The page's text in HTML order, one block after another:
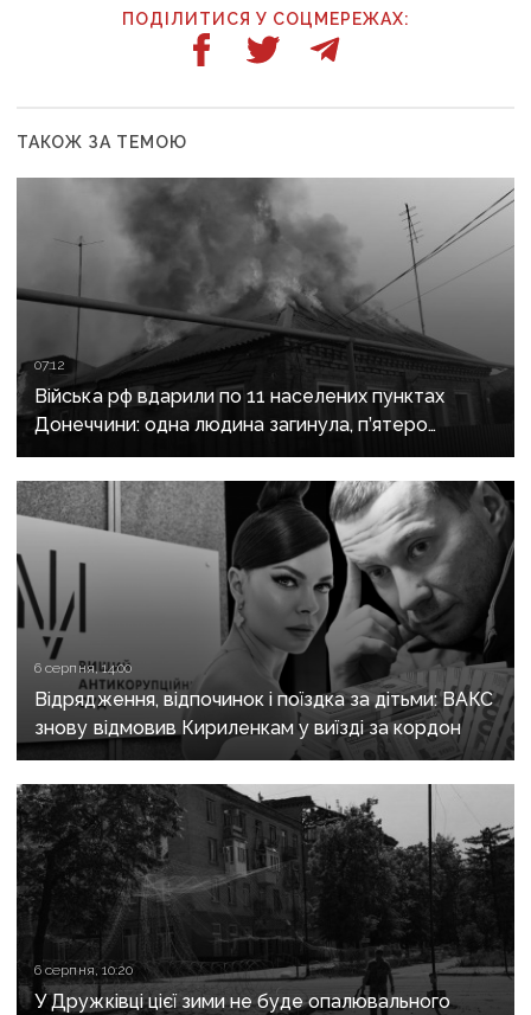
ПОДІЛИТИСЯ У СОЦМЕРЕЖАХ:
ТАКОЖ ЗА ТЕМОЮ
07:12
Війська рф вдарили по 11 населених пунктах
Донеччини: одна людина загинула, п’ятеро
поранені
6 серпня, 14:00
Відрядження, відпочинок і поїздка за дітьми: ВАКС
знову відмовив Кириленкам у виїзді за кордон
6 серпня, 10:20
У Дружківці цієї зими не буде опалювального